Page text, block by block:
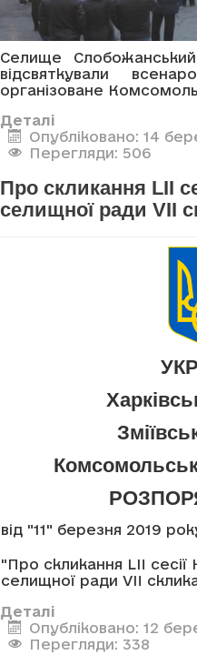
Селище
відсвяткували
організоване
Деталі
Опубліковано: 14
Перегляди: 506
Про скликання LII
селищної ради VII
від "11" березня 2019
"Про скликання LII
селищної ради VII
Деталі
Опубліковано: 12
Перегляди: 338